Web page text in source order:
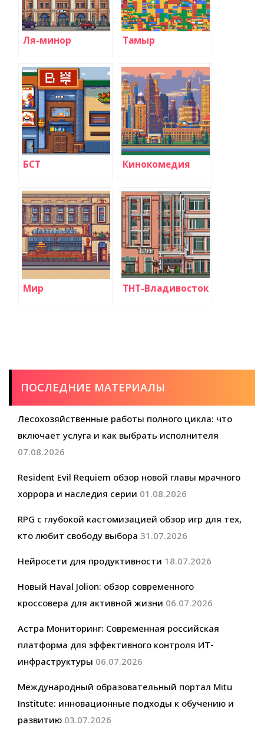
Ля-минор Тамыр
БСТ Кинокомедия
Мир ТНТ-Владивосток
ПОСЛЕДНИЕ МАТЕРИАЛЫ
Лесохозяйственные работы полного цикла: что
включает услуга и как выбрать исполнителя
07.08.2026
Resident Evil Requiem обзор новой главы мрачного
хоррора и наследия серии 01.08.2026
RPG с глубокой кастомизацией обзор игр для тех,
кто любит свободу выбора 31.07.2026
Нейросети для продуктивности 18.07.2026
Новый Haval Jolion: обзор современного
кроссовера для активной жизни 06.07.2026
Астра Мониторинг: Современная российская
платформа для эффективного контроля ИТ-
инфраструктуры 06.07.2026
Международный образовательный портал Mitu
Institute: инновационные подходы к обучению и
развитию 03.07.2026